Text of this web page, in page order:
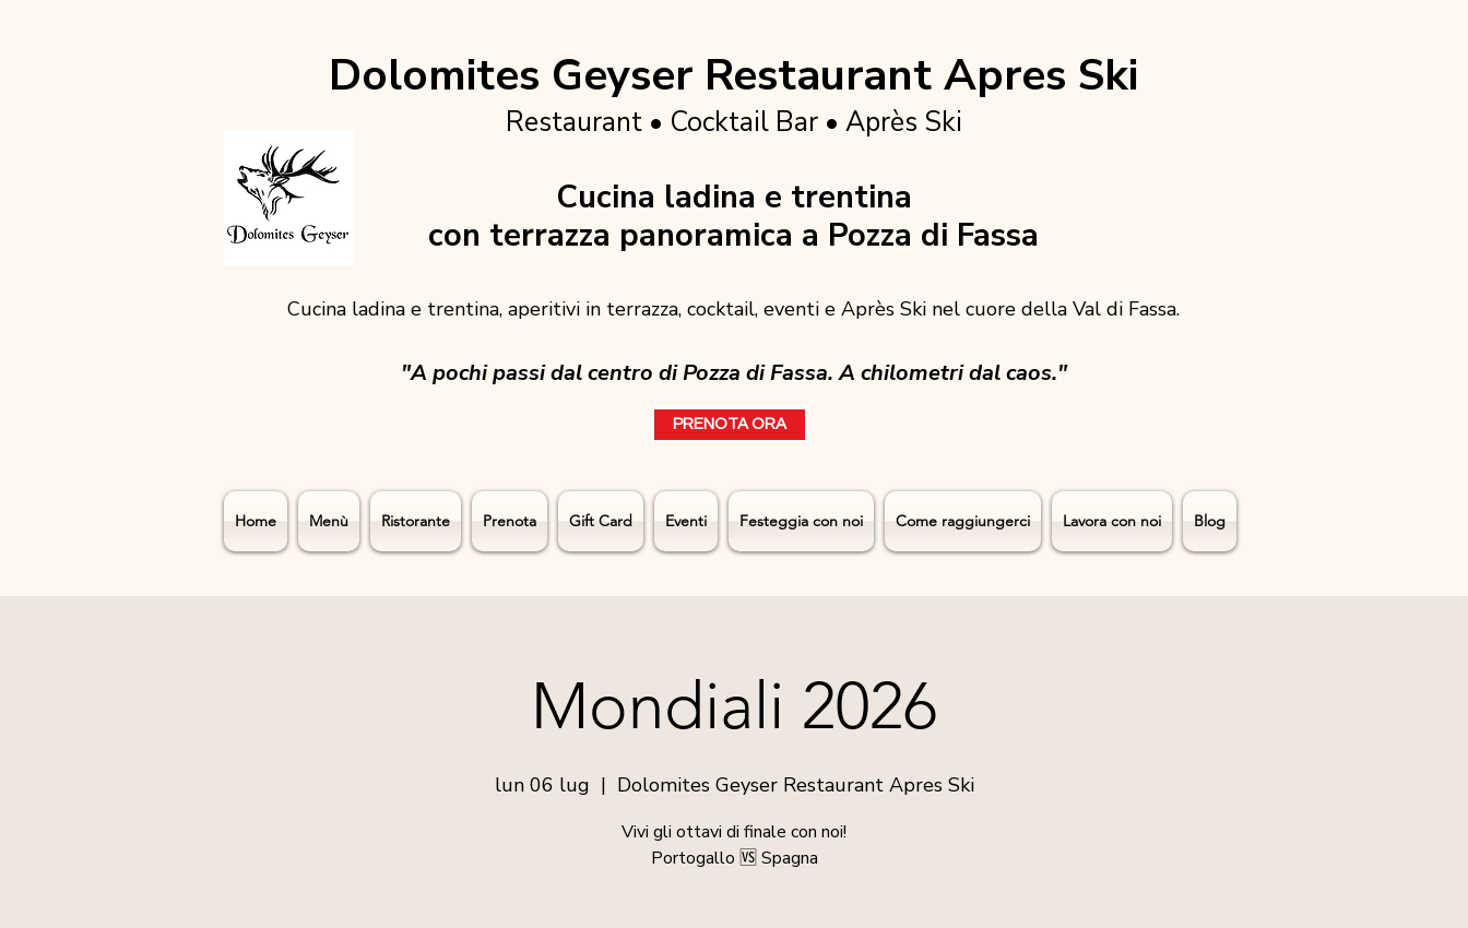
Dolomites Geyser Restaurant Apres Ski
Restaurant • Cocktail Bar • Après Ski
Cucina ladina e trentina
con terrazza panoramica a Pozza di Fassa
Cucina ladina e trentina, aperitivi in terrazza, cocktail, eventi e Après Ski nel cuore della Val di Fassa.
"A pochi passi dal centro di Pozza di Fassa. A chilometri dal caos."
PRENOTA ORA
Home Menù Ristorante Prenota Gift Card Eventi Festeggia con noi Come raggiungerci Lavora con noi Blog
Mondiali 2026
lun 06 lug
  |
Dolomites Geyser Restaurant Apres Ski
Vivi gli ottavi di finale con noi!
Portogallo 🆚 Spagna